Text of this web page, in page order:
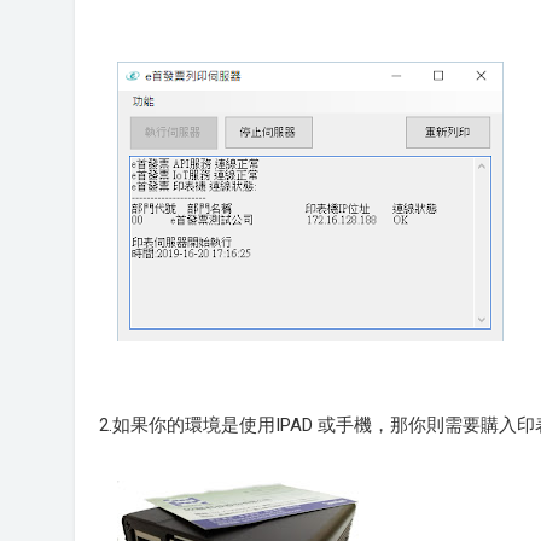
2.如果你的環境是使用IPAD 或手機，那你則需要購入印